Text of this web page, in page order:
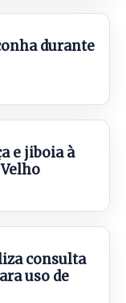
durante
e jiboia à
consulta
uso de